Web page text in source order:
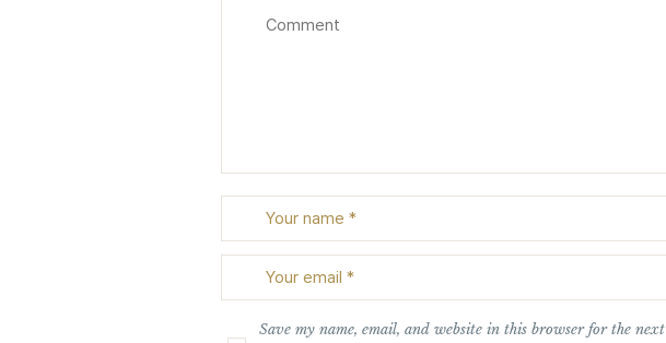
Save my name, email, and website in this browser for the next